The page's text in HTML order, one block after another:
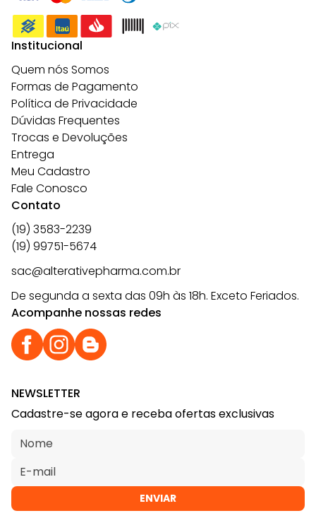
Institucional
Quem nós Somos
Formas de Pagamento
Política de Privacidade
Dúvidas Frequentes
Trocas e Devoluções
Entrega
Meu Cadastro
Fale Conosco
Contato
(19) 3583-2239
(19) 99751-5674
sac@alterativepharma.com.br
De segunda a sexta das 09h às 18h. Exceto Feriados.
Acompanhe nossas redes
NEWSLETTER
Cadastre-se agora e receba ofertas exclusivas
ENVIAR